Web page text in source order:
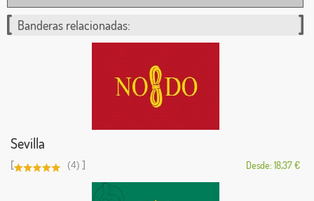
Banderas relacionadas:
Sevilla
[ (4) ] Desde: 18,37 €